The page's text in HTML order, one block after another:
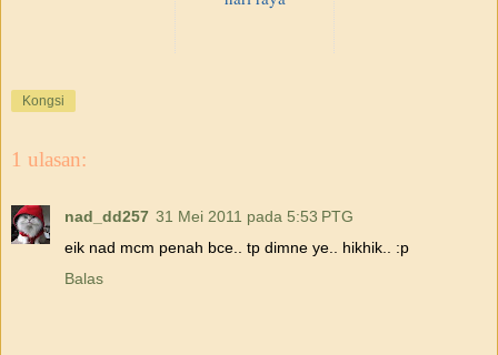
Kongsi
1 ulasan:
nad_dd257 31 Mei 2011 pada 5:53 PTG
eik nad mcm penah bce.. tp dimne ye.. hikhik.. :p
Balas